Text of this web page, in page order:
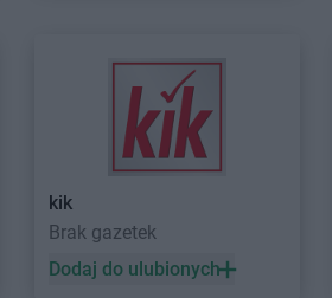
Ryki
Intermarche Rzeszów
Intermarche
Intermarche Sulęcin
Intermarche
Szczecin
Intermarche
Szczecinek
kik
Brak gazetek
Dodaj do ulubionych